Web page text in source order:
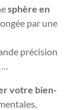
sphère en
par une
précision
votre bien-